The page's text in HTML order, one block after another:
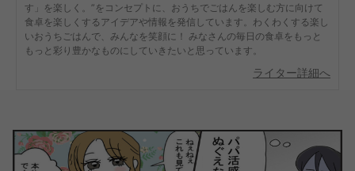
す」を楽しく。”をコンセプトに、おうちでごはんを楽しむ方に向けて
食卓を楽しくするアイデアや情報を発信しています。わくわくする楽し
いおうちごはんで、みんなを笑顔に！ みなさんの毎日の食卓をもっと
もっと彩り豊かなものにしていきたいと思っています。
ライター詳細へ